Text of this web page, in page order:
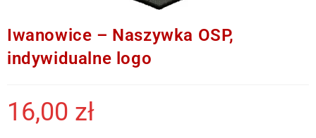
Iwanowice – Naszywka OSP,
indywidualne logo
16,00 zł